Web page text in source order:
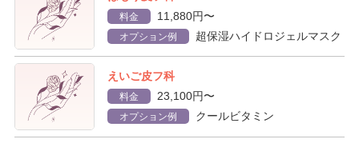
料金 11,880円〜
オプション例 超保湿ハイドロジェルマスク
えいご皮フ科
料金 23,100円〜
オプション例 クールビタミン